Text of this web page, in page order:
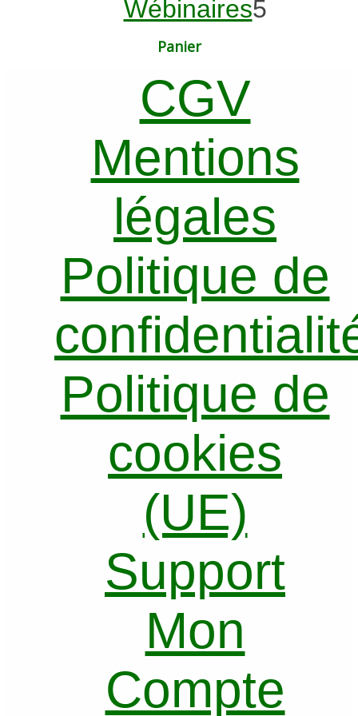
Wébinaires55
Panier
CGV
Mentions
légales
Politique de
Politique de
cookies
(UE)
Support
Mon
Compte